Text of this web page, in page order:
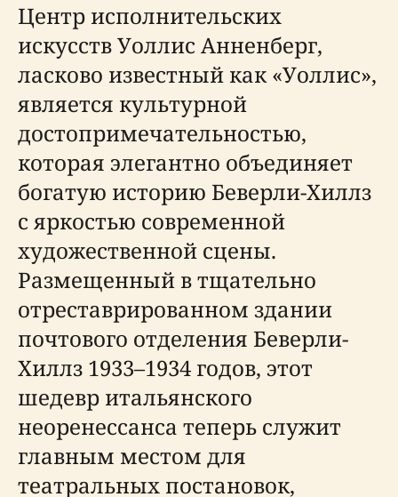
Центр исполнительских
искусств Уоллис Анненберг,
ласково известный как «Уоллис»,
является культурной
достопримечательностью,
которая элегантно объединяет
богатую историю Беверли-Хиллз
с яркостью современной
художественной сцены.
Размещенный в тщательно
отреставрированном здании
почтового отделения Беверли-
Хиллз 1933–1934 годов, этот
шедевр итальянского
неоренессанса теперь служит
главным местом для
театральных постановок,